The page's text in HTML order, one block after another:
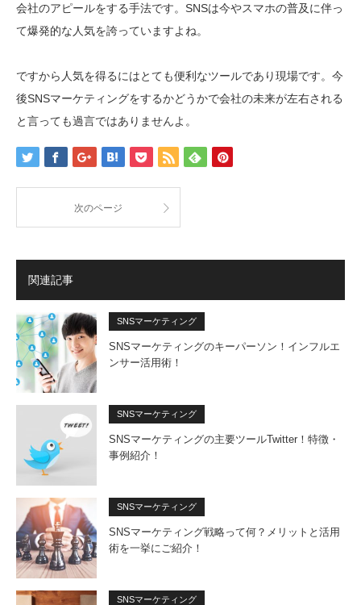
会社のアピールをする手法です。SNSは今やスマホの普及に伴っ
て爆発的な人気を誇っていますよね。
ですから人気を得るにはとても便利なツールであり現場です。今
後SNSマーケティングをするかどうかで会社の未来が左右される
と言っても過言ではありませんよ。
次のページ
関連記事
SNSマーケティング
SNSマーケティングのキーパーソン！インフルエ
ンサー活用術！
SNSマーケティング
SNSマーケティングの主要ツールTwitter！特徴・
事例紹介！
SNSマーケティング
SNSマーケティング戦略って何？メリットと活用
術を一挙にご紹介！
SNSマーケティング